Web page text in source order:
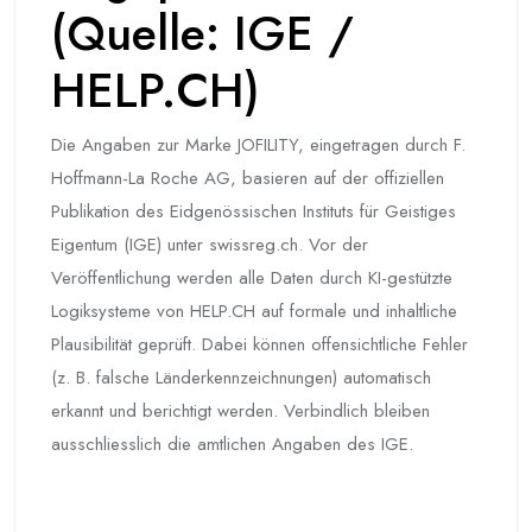
(Quelle: IGE /
HELP.CH)
Die Angaben zur Marke JOFILITY, eingetragen durch F.
Hoffmann-La Roche AG, basieren auf der offiziellen
Publikation des Eidgenössischen Instituts für Geistiges
Eigentum (IGE) unter swissreg.ch. Vor der
Veröffentlichung werden alle Daten durch KI-gestützte
Logiksysteme von HELP.CH auf formale und inhaltliche
Plausibilität geprüft. Dabei können offensichtliche Fehler
(z. B. falsche Länderkennzeichnungen) automatisch
erkannt und berichtigt werden. Verbindlich bleiben
ausschliesslich die amtlichen Angaben des IGE.